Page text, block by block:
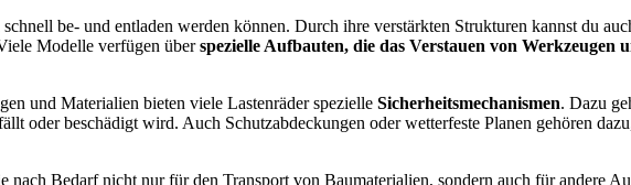
be- und entladen werden können. Durch ihre verstärkten Strukturen kannst du
Modelle verfügen überspezielle Aufbauten, die das Verstauen von Werkzeugen
und Materialien bieten viele Lastenräder spezielle Sicherheitsmechanismen. Dazu
oder beschädigt wird. Auch Schutzabdeckungen oder wetterfeste Planen gehören
nach Bedarf nicht nur für den Transport von Baumaterialien, sondern auch für andere